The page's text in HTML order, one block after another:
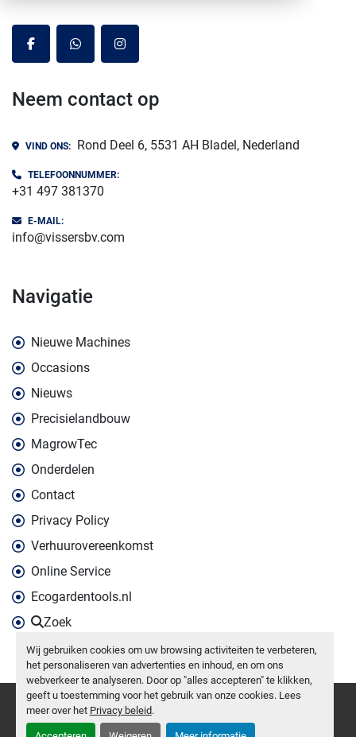
Wij gebruiken cookies om uw browsing activiteiten te verbeteren,
het personaliseren van advertenties en inhoud, en om ons
webverkeer te analyseren. Door op "alles accepteren" te klikken,
geeft u toestemming voor het gebruik van onze cookies. Lees
meer over het Privacy beleid.
facebookwhatsappinstagram
Neem contact op
VIND ONS: Rond Deel 6, 5531 AH Bladel, Nederland
TELEFOONNUMMER:
+31 497 381370
E-MAIL:
info@vissersbv.com
navigatie
Nieuwe Machines
Occasions
Nieuws
Precisielandbouw
MagrowTec
Onderdelen
Contact
Privacy Policy
Verhuurovereenkomst
Online Service
Ecogardentools.nl
Zoek
Cookies beheren
Machinio Systemwebsite doorMachinio